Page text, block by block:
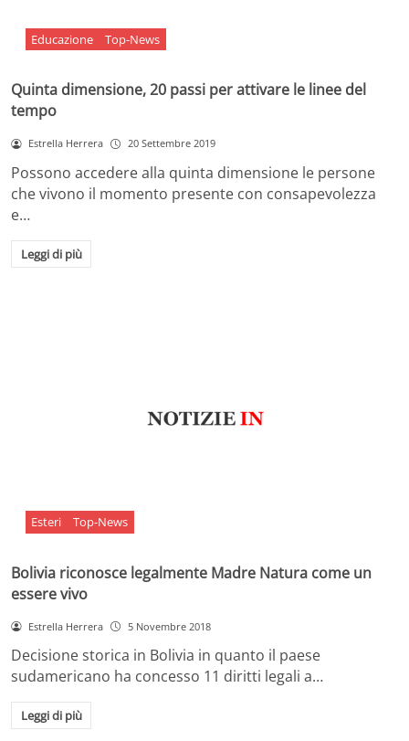
Educazione Top-News
Quinta dimensione, 20 passi per attivare le linee del
tempo
Estrella Herrera 20 Settembre 2019
Possono accedere alla quinta dimensione le persone
che vivono il momento presente con consapevolezza
e…
Leggi di più
Esteri Top-News
Bolivia riconosce legalmente Madre Natura come un
essere vivo
Estrella Herrera 5 Novembre 2018
Decisione storica in Bolivia in quanto il paese
sudamericano ha concesso 11 diritti legali a…
Leggi di più